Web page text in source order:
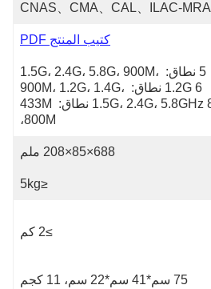
CNAS、CMA、CAL、ILAC-MRA
كتيب المنتج PDF
5 نطاق: 1.5G، 2.4G، 5.8G، 900M،
1.2G 6 نطاق: 900M، 1.2G، 1.4G،
1.5G، 2.4G، 5.8GHz 8 نطاق: 433M
800M،
688×85×208 ملم
≤5kg
≥2 كم
75 سم*41 سم*22 سم، 11 كجم